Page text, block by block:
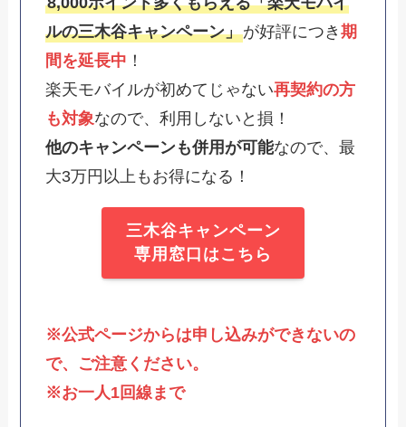
ルの三木谷キャンペーン」が好評につき期
間を延長中 ！
楽天モバイルが初めてじゃない再契約の方
も対象なので、利用しないと損！
他のキャンペーンも併用が可能なので、最
大3万円以上もお得になる！
三木谷キャンペーン
専用窓口はこちら
※公式ページからは申し込みができないの
で、ご注意ください。
※お一人1回線まで